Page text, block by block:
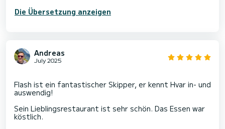
Die Übersetzung anzeigen
Andreas
July 2025
Flash ist ein fantastischer Skipper, er kennt Hvar in- und
auswendig!
Sein Lieblingsrestaurant ist sehr schön. Das Essen war
köstlich.